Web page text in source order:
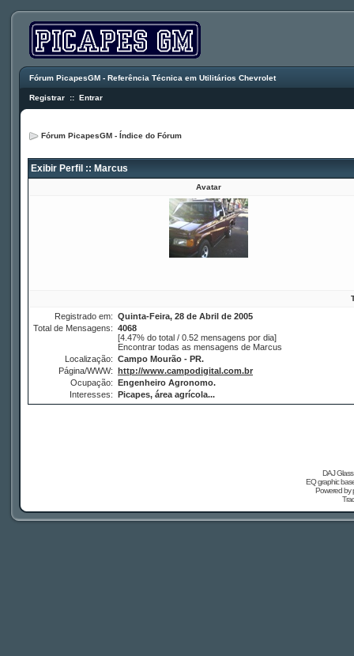
Fórum PicapesGM - Referência Técnica em Utilitários Chevrolet
Registrar :: Entrar
Fórum PicapesGM - Índice do Fórum
Exibir Perfil :: Marcus
Avatar
Registrado em: Quinta-Feira, 28 de Abril de 2005
Total de Mensagens: 4068
[4.47% do total / 0.52 mensagens por dia]
Encontrar todas as mensagens de Marcus
Localização: Campo Mourão - PR.
Página/WWW: http://www.campodigital.com.br
Ocupação: Engenheiro Agronomo.
Interesses: Picapes, área agrícola...
DAJ
EQ graphic
Powered by